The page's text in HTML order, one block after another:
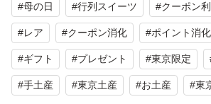
賞味期限：発送時最新です。お日持ち
∞商品説明∞
北海道、フランス、ニュージーランド
#母の日 #行列スイーツ #クーポン
#レア #クーポン消化 #ポイント消化
#ギフト #プレゼント #東京限定
#手土産 #東京土産 #お土産 #東